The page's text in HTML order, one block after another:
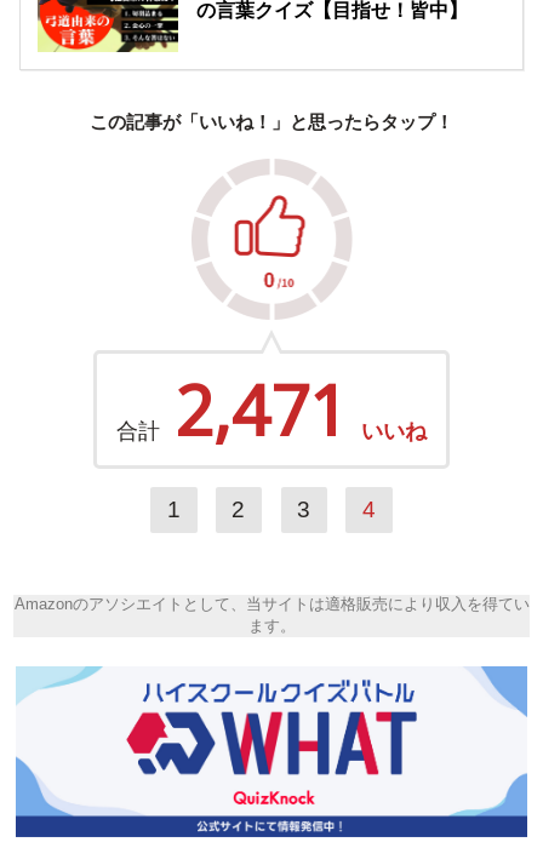
の言葉クイズ【目指せ！皆中】
この記事が「いいね！」と思ったらタップ！
合計 2,471 いいね
1 2 3 4
Amazonのアソシエイトとして、当サイトは適格販売により収入を得てい
ます。